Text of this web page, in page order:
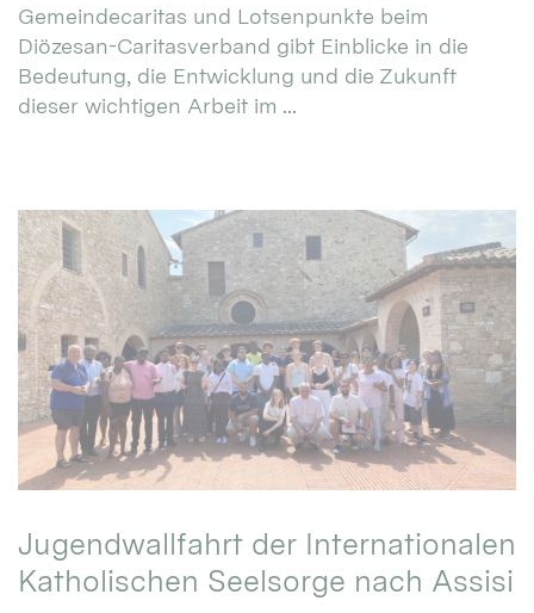
Gemeindecaritas und Lotsenpunkte beim
Diözesan-Caritasverband gibt Einblicke in die
Bedeutung, die Entwicklung und die Zukunft
dieser wichtigen Arbeit im ...
Jugendwallfahrt der Internationalen
Katholischen Seelsorge nach Assisi